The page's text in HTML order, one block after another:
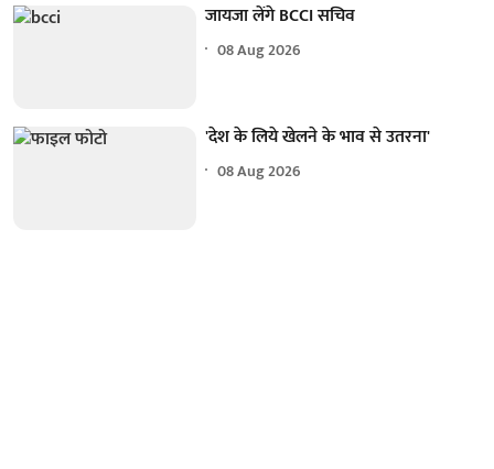
जायजा लेंगे BCCI सचिव
08 Aug 2026
'देश के लिये खेलने के भाव से उतरना'
08 Aug 2026